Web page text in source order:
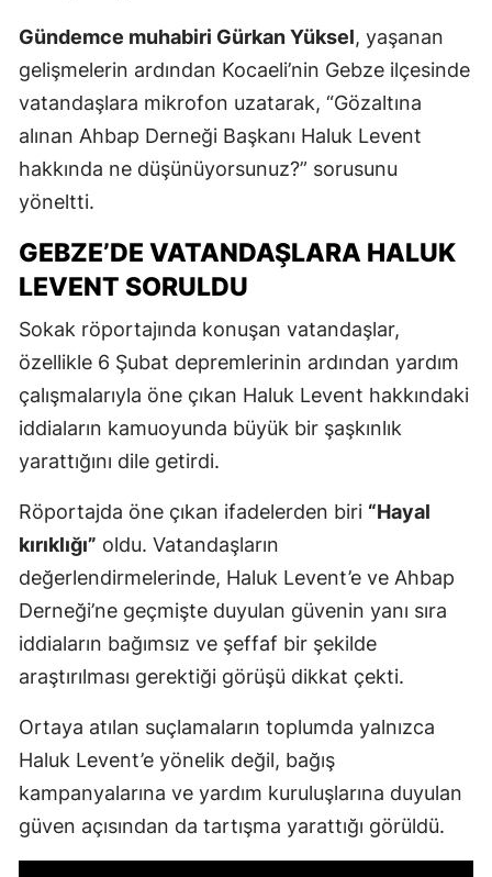
Gündemce muhabiri Gürkan Yüksel, yaşanan
gelişmelerin ardından Kocaeli’nin Gebze ilçesinde
vatandaşlara mikrofon uzatarak, “Gözaltına
alınan Ahbap Derneği Başkanı Haluk Levent
hakkında ne düşünüyorsunuz?” sorusunu
yöneltti.
GEBZE’DE VATANDAŞLARA HALUK
LEVENT SORULDU
Sokak röportajında konuşan vatandaşlar,
özellikle 6 Şubat depremlerinin ardından yardım
çalışmalarıyla öne çıkan Haluk Levent hakkındaki
iddiaların kamuoyunda büyük bir şaşkınlık
yarattığını dile getirdi.
Röportajda öne çıkan ifadelerden biri “Hayal
kırıklığı” oldu. Vatandaşların
değerlendirmelerinde, Haluk Levent’e ve Ahbap
Derneği’ne geçmişte duyulan güvenin yanı sıra
iddiaların bağımsız ve şeffaf bir şekilde
araştırılması gerektiği görüşü dikkat çekti.
Ortaya atılan suçlamaların toplumda yalnızca
Haluk Levent’e yönelik değil, bağış
kampanyalarına ve yardım kuruluşlarına duyulan
güven açısından da tartışma yarattığı görüldü.